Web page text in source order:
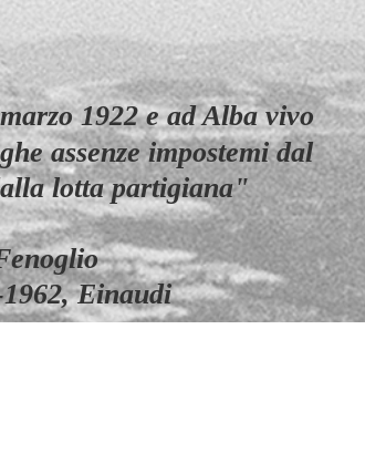
1922 e ad Alba vivo
assenze impostemi dal
lotta partigiana"
Einaudi